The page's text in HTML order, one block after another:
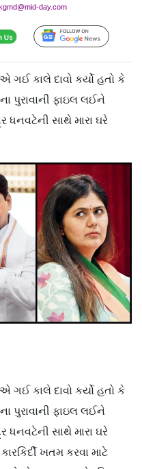
day.com
Follow Us
ગઈ કાલે દાવો કર્યો હતો કે
પુરાવાની ફાઇલ લઈને
સાથે મારા ઘરે
ગઈ કાલે દાવો કર્યો હતો કે
પુરાવાની ફાઇલ લઈને
સાથે મારા ઘરે
ખતમ કરવા માટે